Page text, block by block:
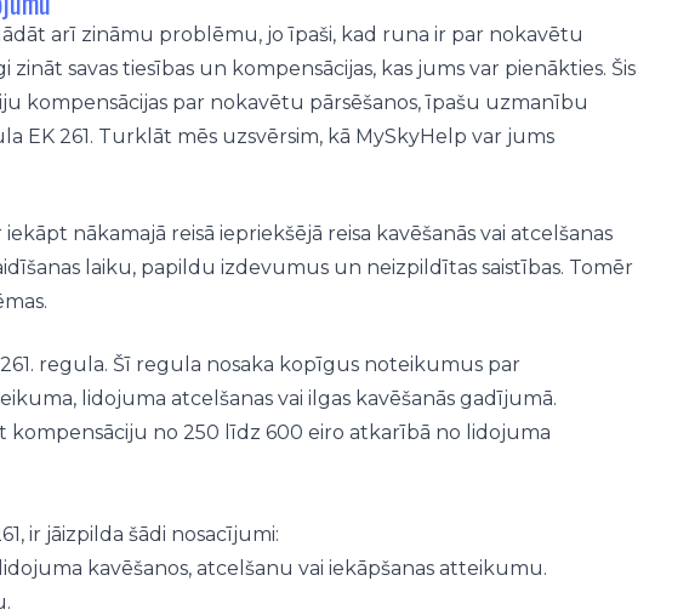
arī zināmu problēmu, jo īpaši, kad runa ir par nokavētu
savas tiesības un kompensācijas, kas jums var pienākties. Šis
kompensācijas par nokavētu pārsēšanos, īpašu uzmanību
EK 261. Turklāt mēs uzsvērsim, kā MySkyHelp var jums
nākamajā reisā iepriekšējā reisa kavēšanās vai atcelšanas
laiku, papildu izdevumus un neizpildītas saistības. Tomēr
regula. Šī regula nosaka kopīgus noteikumus par
lidojuma atcelšanas vai ilgas kavēšanās gadījumā.
kompensāciju no 250 līdz 600 eiro atkarībā no lidojuma
ir jāizpilda šādi nosacījumi:
kavēšanos, atcelšanu vai iekāpšanas atteikumu.